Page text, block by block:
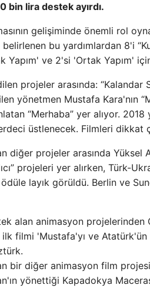
bin lira destek ayırdı.
gelişiminde önemli rol
bu yardımlardan 8'i
Yapım' ve 2'si 'Ortak Yapım'
projeler arasında:
yönetmen Mustafa Kara'nın
“Merhaba” yer alıyor.
üstlenecek. Filmleri dikkat
diğer projeler arasında Yüksel
projeleri yer alırken, Türk-
layık görüldü. Berlin ve
alan animasyon
filmi 'Mustafa'yı ve
bir diğer animasyon film
yönettiği Kapadokya